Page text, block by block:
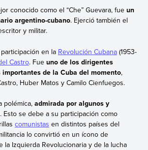
conocido como el “Che” Guevara, fue un
argentino-cubano. Ejerció también el
y militar.
en la Revolución Cubana(1953-
Castro. Fue uno de los dirigentes
de la Cuba del momento,
Huber Matos y Camilo Cienfuegos.
polémica,admirada por algunos y
. Esto se debe a su participación como
comunistas en distintos países del
lo convirtió en un ícono de
la Izquierda Revolucionaria y de la lucha